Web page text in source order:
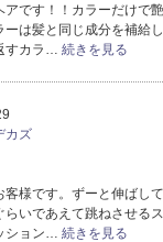
です！！カラーだけで
は髪と同じ成分を補給
すカラ… 続きを見る
カズ
様です。ずーと伸ばし
いであえて跳ねさせる
ション… 続きを見る